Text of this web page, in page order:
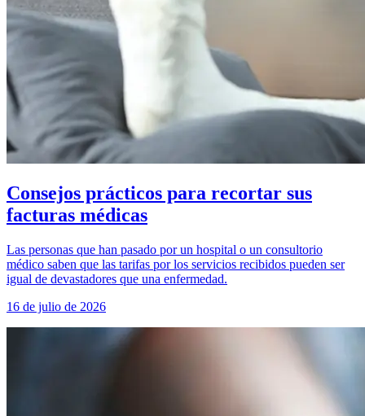
Consejos prácticos para recortar sus
facturas médicas
Las personas que han pasado por un hospital o un consultorio
médico saben que las tarifas por los servicios recibidos pueden ser
igual de devastadores que una enfermedad.
16 de julio de 2026